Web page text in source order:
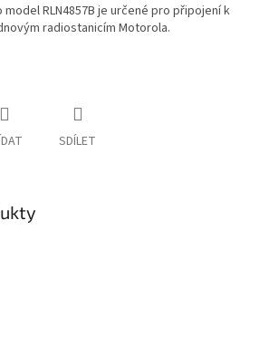
RLN4857B je určené pro připojení k
radiostanicím Motorola.
SDÍLET